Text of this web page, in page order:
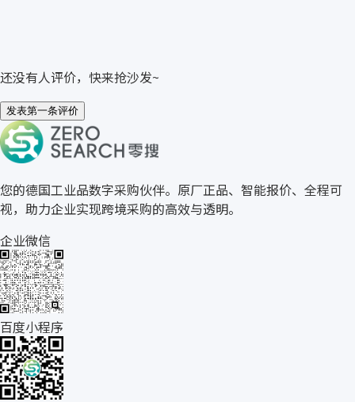
还没有人评价，快来抢沙发~
发表第一条评价
关于零搜
您的德国工业品数字采购伙伴。原厂正品、智能报价、全程可
视，助力企业实现跨境采购的高效与透明。
企业微信
百度小程序